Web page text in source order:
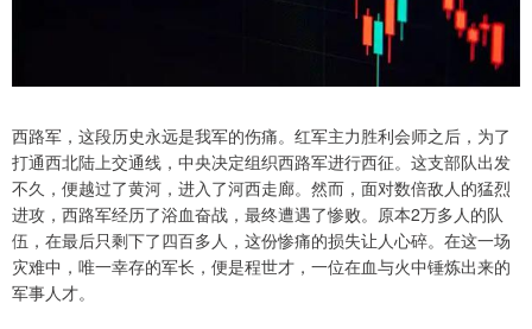
西路军，这段历史永远是我军的伤痛。红军主力胜利会师之后，为了
打通西北陆上交通线，中央决定组织西路军进行西征。这支部队出发
不久，便越过了黄河，进入了河西走廊。然而，面对数倍敌人的猛烈
进攻，西路军经历了浴血奋战，最终遭遇了惨败。原本2万多人的队
伍，在最后只剩下了四百多人，这份惨痛的损失让人心碎。在这一场
灾难中，唯一幸存的军长，便是程世才，一位在血与火中锤炼出来的
军事人才。